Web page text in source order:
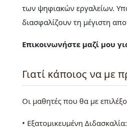
των ψηφιακών εργαλείων.
διασφαλίζουν τη μέγιστη
Επικοινωνήστε μαζί μου
Γιατί κάποιος να με
Οι μαθητές που θα με
• Εξατομικευμένη